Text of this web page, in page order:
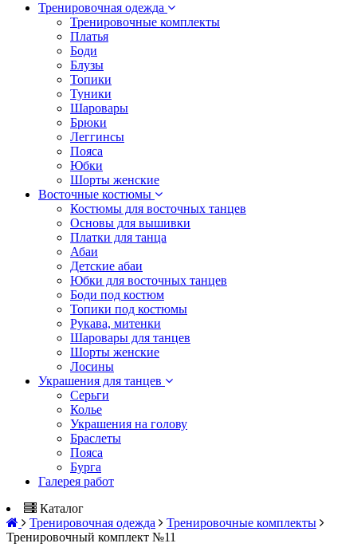
Тренировочная одежда
Тренировочные комплекты
Платья
Боди
Блузы
Топики
Туники
Шаровары
Брюки
Леггинсы
Пояса
Юбки
Шорты женские
Восточные костюмы
Костюмы для восточных танцев
Основы для вышивки
Платки для танца
Абаи
Детские абаи
Юбки для восточных танцев
Боди под костюм
Топики под костюмы
Рукава, митенки
Шаровары для танцев
Шорты женские
Лосины
Украшения для танцев
Серьги
Колье
Украшения на голову
Браслеты
Пояса
Бурга
Галерея работ
Каталог
Тренировочная одежда
Тренировочные комплекты
Тренировочный комплект №11